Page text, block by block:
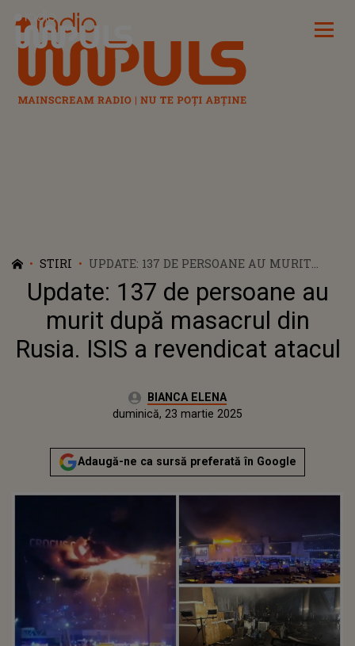
Radio Impuls
STIRI
UPDATE: 137 DE PERSOANE AU MURIT
DUPĂ MASACRUL DIN RUSIA. ISIS A
REVENDICAT ATACUL
Update: 137 de persoane au
murit după masacrul din
Rusia. ISIS a revendicat atacul
Autor:BIANCA ELENA
Actualizat:
duminică, 23 martie 2025
Adaugă-ne ca sursă preferată în Google